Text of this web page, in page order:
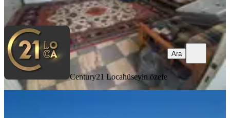
Ara
Century21 Locahüseyin özefe
Ara